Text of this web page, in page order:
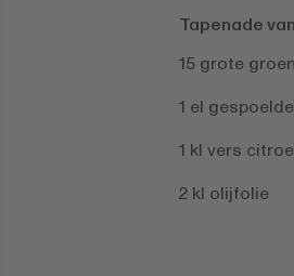
Tapenade
15 grote
1 el
1 kl vers
2 kl olijfolie